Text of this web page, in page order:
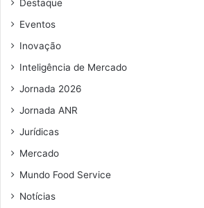
Destaque
Eventos
Inovação
Inteligência de Mercado
Jornada 2026
Jornada ANR
Jurídicas
Mercado
Mundo Food Service
Notícias